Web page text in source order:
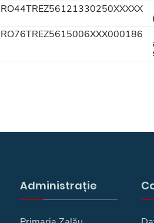
RO44TREZ56121330250XXXXX
RO76TREZ5615006XXX000186
Administrație